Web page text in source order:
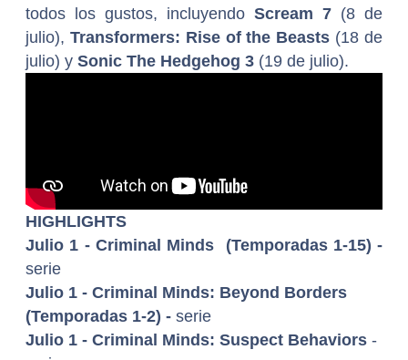
todos los gustos, incluyendo Scream 7 (8 de
julio), Transformers: Rise of the Beasts (18 de
julio) y Sonic The Hedgehog 3 (19 de julio).
HIGHLIGHTS
Julio 1 - Criminal Minds (Temporadas 1-15) -
serie
Julio 1 - Criminal Minds: Beyond Borders
(Temporadas 1-2) - serie
Julio 1 - Criminal Minds: Suspect Behaviors -